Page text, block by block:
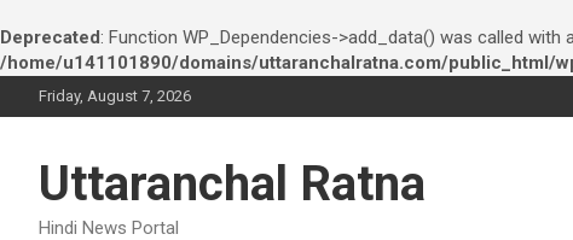
Deprecated: Function WP_Dependencies->add_data() was called with
/home/u141101890/domains/uttaranchalratna.com/public_html/
k
Friday, August 7, 2026
Uttaranchal Ratna
Hindi News Portal